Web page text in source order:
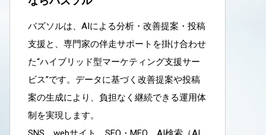
バズソルは、AIによる分析・改善提案・投稿
支援と、専門家の伴走サポートを掛け合わせ
た“ハイブリッド型マーケティング支援サー
ビス”です。データに基づく改善提案や投稿
案の生成により、負担なく継続できる運用体
制を実現します。